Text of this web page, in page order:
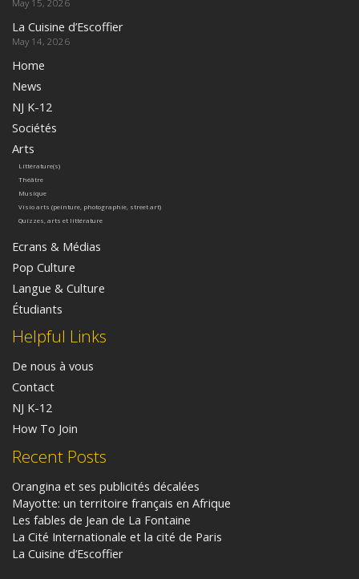
Helpful Links
De nous à vous
Contact
NJ K-12
How To Join
Recent Posts
Orangina et ses publicités décalées
Mayotte: un territoire français en Afrique
Les fables de Jean de La Fontaine
La Cité Internationale et la cité de Paris
La Cuisine d’Escoffier
May 15, 2026
La Cuisine d’Escoffier
May 14, 2026
Home
News
NJ K-12
Sociétés
Arts
Littérature(s)
Théâtre
Musique
Visio arts (peinture, photographie, street art)
Quizzes, arts et littérature
Ecrans & Médias
Pop Culture
Langue & Culture
Étudiants